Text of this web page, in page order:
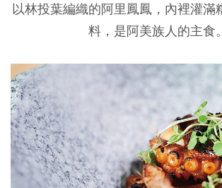
以林投葉編織的阿里鳳鳳，內裡灌滿
料，是阿美族人的主食。